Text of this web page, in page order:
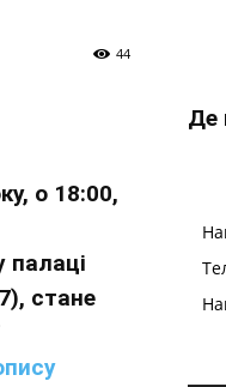
44
о 18:00,
палаці
стане
Де